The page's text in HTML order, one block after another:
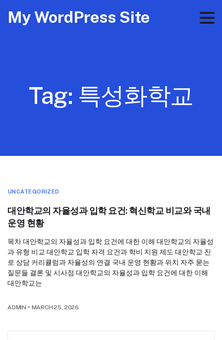
My WordPress Site
Tag: 특성화학교
UNCATEGORIZED
대안학교의 자율성과 입학 요건: 혁신학교 비교와 국내
운영 현황
목차 대안학교의 자율성과 입학 요건에 대한 이해 대안학교의 자율성
과 유형 비교 대안학교 입학 자격 요건과 학비 지원 제도 대안학교 진
로 상담 커리큘럼과 자율성의 연결 국내 운영 현황과 위치 자주 묻는
질문들 결론 및 시사점 대안학교의 자율성과 입학 요건에 대한 이해
대안학교는
ADMIN • MARCH 25, 2026